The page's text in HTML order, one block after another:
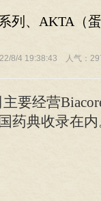
列、AKTA（
8/4 19:38:43 人气：
要经营
药典收录在内